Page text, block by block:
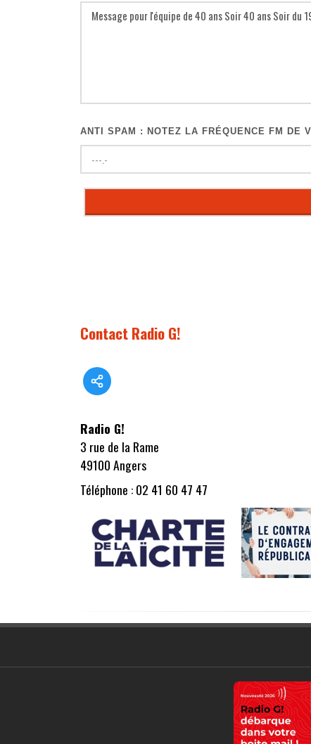
ANTI SPAM : NOTEZ LA FRÉQUENCE FM DE
Contact Radio G!
Radio G!
3 rue de la Rame
49100 Angers
Téléphone : 02 41 60 47 47